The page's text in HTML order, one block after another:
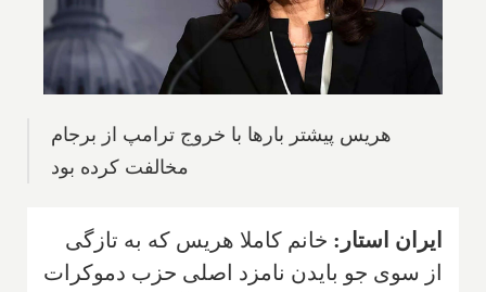
هریس پیشتر بارها با خروج ترامپ از برجام
مخالفت کرده بود
ایران استار: خانم کاملا هریس که به تازگی
از سوی جو بایدن نامزد اصلی حزب دموکرات